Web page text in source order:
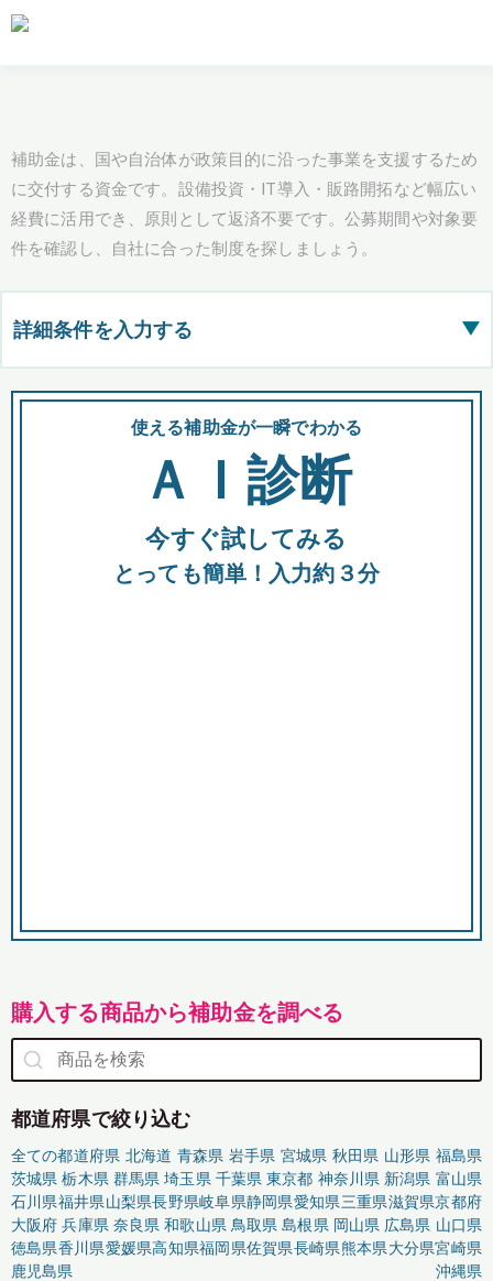
補助金は、国や自治体が政策目的に沿った事業を支援するため
に交付する資金です。設備投資・IT導入・販路開拓など幅広い
経費に活用でき、原則として返済不要です。公募期間や対象要
件を確認し、自社に合った制度を探しましょう。
詳細条件を入力する ▶
都道府県
全国の検索結果を含めて表示
助成金 融資 出資
使える補助金が一瞬でわかる
ＡＩ診断
今すぐ試してみる
とっても簡単！入力約３分
購入する商品から補助金を調べる
都道府県で絞り込む
全ての都道府県 北海道 青森県 岩手県 宮城県 秋田県 山形県 福島県
茨城県 栃木県 群馬県 埼玉県 千葉県 東京都 神奈川県 新潟県 富山県
石川県福井県山梨県長野県岐阜県静岡県愛知県三重県滋賀県京都府
大阪府 兵庫県 奈良県 和歌山県 鳥取県 島根県 岡山県 広島県 山口県
徳島県香川県愛媛県高知県福岡県佐賀県長崎県熊本県大分県宮崎県
鹿児島県
沖縄県